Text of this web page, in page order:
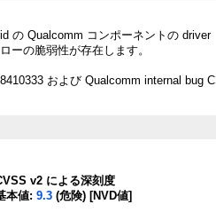
の Qualcomm コンポーネントの driver
ーの脆弱性が存在します。
および Qualcomm internal bug C
v2 による深刻度
本値: 9.3(危険) [NVD値]